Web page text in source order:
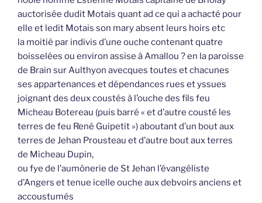
auctorisée dudit Motais quant ad ce qui a achacté pour
elle et ledit Motais son mary absent leurs hoirs etc
la moitié par indivis d’une ouche contenant quatre
boisselées ou environ assise à Amallou ? en la paroisse
de Brain sur Aulthyon avecques toutes et chacunes
ses appartenances et dépendances rues et yssues
joignant des deux coustés à l’ouche des fils feu
Micheau Botereau (puis barré « et d’autre cousté les
terres de feu René Guipetit ») aboutant d’un bout aux
terres de Jehan Prousteau et d’autre bout aux terres
de Micheau Dupin,
ou fye de l’aumônerie de St Jehan l’évangéliste
d’Angers et tenue icelle ouche aux debvoirs anciens et
accoustumés